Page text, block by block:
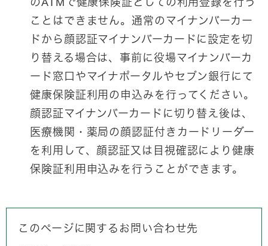
ことはできません。通常のマイナンバーカー
ドから顔認証マイナンバーカードに設定を切
り替える場合は、事前に役場マイナンバーカ
ード窓口やマイナポータルやセブン銀行にて
健康保険証利用の申込みを行ってください。
顔認証マイナンバーカードに切り替え後は、
医療機関・薬局の顔認証付きカードリーダー
を利用して、顔認証又は目視確認により健康
保険証利用申込みを行うことができます。
このページに関するお問い合わせ先